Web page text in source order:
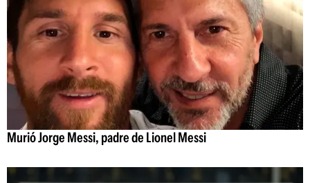
Murió Jorge Messi, padre de Lionel Messi